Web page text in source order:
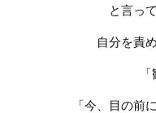
と言っ
自分を責
「今、目の前